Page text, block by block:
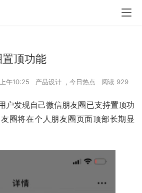
顶功能
午10:25 产品设计 , 今日热点 阅读 929
户发现自己微信朋友圈已支持置顶功
圈将在个人朋友圈页面顶部长期显